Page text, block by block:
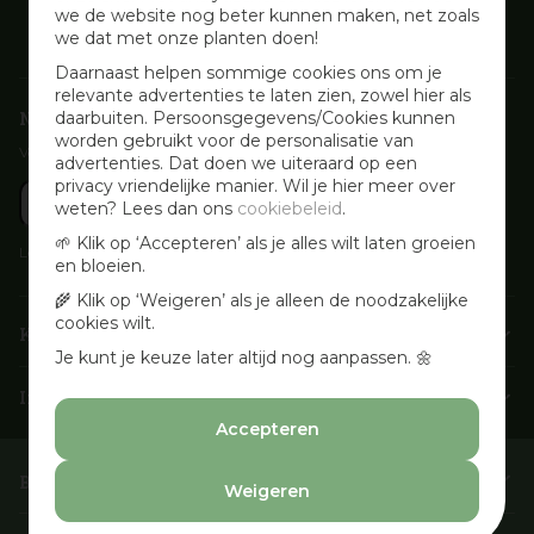
we de website nog beter kunnen maken, net zoals
we dat met onze planten doen!
Daarnaast helpen sommige cookies ons om je
relevante advertenties te laten zien, zowel hier als
daarbuiten. Persoonsgegevens/Cookies kunnen
worden gebruikt voor de personalisatie van
advertenties. Dat doen we uiteraard op een
privacy vriendelijke manier. Wil je hier meer over
weten? Lees dan ons cookiebeleid.
🌱 Klik op ‘Accepteren’ als je alles wilt laten groeien
en bloeien.
🌾 Klik op ‘Weigeren’ als je alleen de noodzakelijke
cookies wilt.
Je kunt je keuze later altijd nog aanpassen. 🌼
Accepteren
Weigeren
Nieuwsbrief aanmelden
Voor wekelijkse aanbiedingen, activiteiten en inspirerende tips
Lees onzePrivacyverklaring
Klantenservice
Info & openingstijden